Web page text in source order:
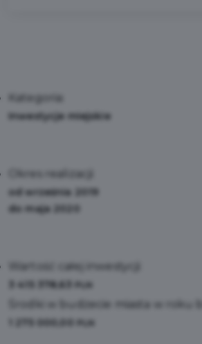
Kategoria:
Inwestycje miejskie
Okres realizacji:
od września 2019
do maja 2020
Wartość całej inwestycji:
3 415 378,63
Środki w budżecie miasta w roku
1 275 000,00